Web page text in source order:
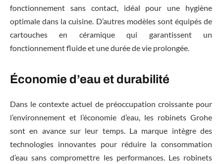
fonctionnement sans contact, idéal pour une hygiène
optimale dans la cuisine. D’autres modèles sont équipés de
cartouches en céramique qui garantissent un
fonctionnement fluide et une durée de vie prolongée.
Économie d’eau et durabilité
Dans le contexte actuel de préoccupation croissante pour
l’environnement et l’économie d’eau, les robinets Grohe
sont en avance sur leur temps. La marque intègre des
technologies innovantes pour réduire la consommation
d’eau sans compromettre les performances. Les robinets